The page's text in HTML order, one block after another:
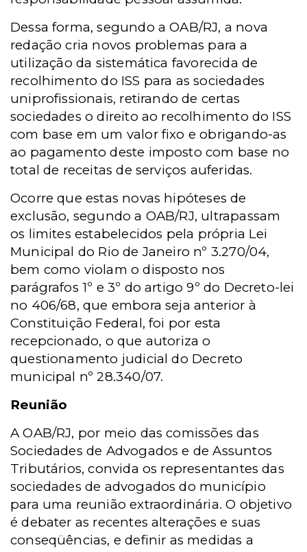
Dessa forma, segundo a OAB/RJ, a nova
redação cria novos problemas para a
utilização da sistemática favorecida de
recolhimento do ISS para as sociedades
uniprofissionais, retirando de certas
sociedades o direito ao recolhimento do ISS
com base em um valor fixo e obrigando-as
ao pagamento deste imposto com base no
total de receitas de serviços auferidas.
Ocorre que estas novas hipóteses de
exclusão, segundo a OAB/RJ, ultrapassam
os limites estabelecidos pela própria Lei
Municipal do Rio de Janeiro nº 3.270/04,
bem como violam o disposto nos
parágrafos 1º e 3º do artigo 9º do Decreto-lei
no 406/68, que embora seja anterior à
Constituição Federal, foi por esta
recepcionado, o que autoriza o
questionamento judicial do Decreto
municipal nº 28.340/07.
Reunião
A OAB/RJ, por meio das comissões das
Sociedades de Advogados e de Assuntos
Tributários, convida os representantes das
sociedades de advogados do município
para uma reunião extraordinária. O objetivo
é debater as recentes alterações e suas
conseqüências, e definir as medidas a